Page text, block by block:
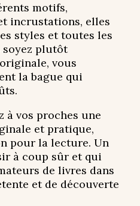
motifs,
incrustations, elles
styles et toutes les
soyez plutôt
vous
la bague qui
à vos proches une
et pratique,
pour la lecture. Un
à coup sûr et qui
de livres dans
et de découverte